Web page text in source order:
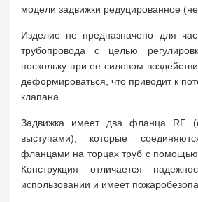
модели задвижки редуцированное
Изделие не предназначено для
трубопровода с целью
поскольку при ее силовом
деформироваться, что приводит к
клапана.
Задвижка имеет два фланца RF
выступами), которые
фланцами на торцах труб с помощью
Конструкция отличается
использовании и имеет